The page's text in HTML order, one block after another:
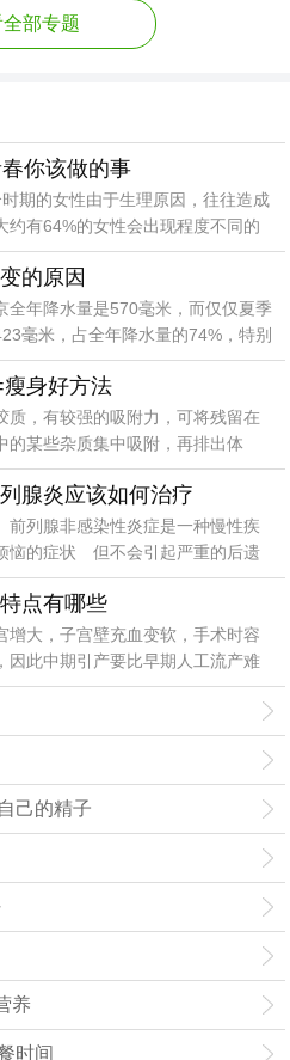
部专题
你该做的事
期的女性由于生理原因，往往造成
约有64%的女性会出现程度不同的
胞和血红蛋白降低占50%，血小板
的原因
全年降水量是570毫米，而仅仅夏季
毫米，占全年降水量的74%，特别
上旬，常常是大雨和暴雨的集中
身好方法
质，有较强的吸附力，可将残留在
的某些杂质集中吸附，再排出体
毒清肠的作用。
腺炎应该如何治疗
列腺非感染性炎症是一种慢性疾
的症状 但不会引起严重的后遗
生命
点有哪些
增大，子宫壁充血变软，手术时容
因此中期引产要比早期人工流产难
，故应尽量做早期人工流产。
己的精子
养
时间